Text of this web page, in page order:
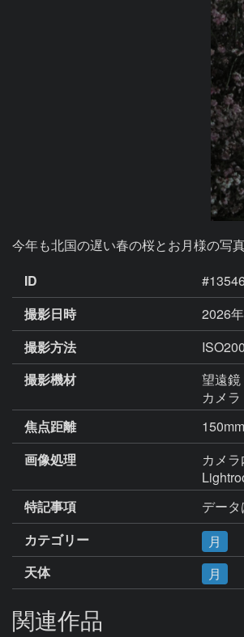
今年も北国の遅い春の桜とお月様の写
ID
撮影日時
2026
撮影方法
撮影機材
望遠
カメ
焦点距離
150mm
画像処理
カメ
特記事項
データ
カテゴリー
月
天体
月
関連作品